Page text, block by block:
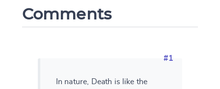
Comments
#1
In nature, Death is like the
Change language